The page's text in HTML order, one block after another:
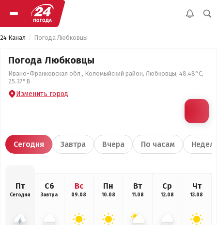
24 Канал Погода Любковцы
Погода Любковцы
Ивано-Франковская обл., Коломыйский район, Любковцы, 48.48°С,
25.37°В
Изменить город
Сегодня Завтра Вчера По часам
Пт
Сегодня
Сб
Завтра
Вс
09.08
Пн
10.08
Вт
11.08
Ср
12.08
Чт
13.08